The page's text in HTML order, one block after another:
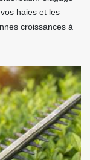
haies et les
croissances à